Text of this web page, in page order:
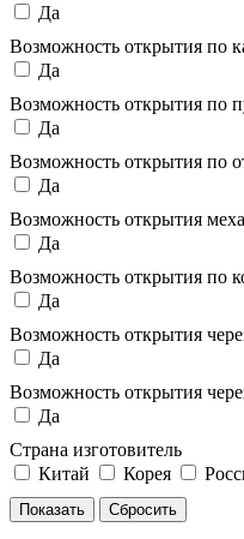
Да
Возможность открытия по
Да
Возможность открытия по
Да
Возможность открытия по
Да
Возможность открытия
Да
Возможность открытия по
Да
Возможность открытия
Да
Возможность открытия
Да
Страна изготовитель
Китай
Корея